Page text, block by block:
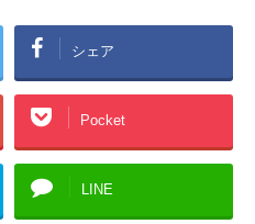
シェア
Pocket
LINE